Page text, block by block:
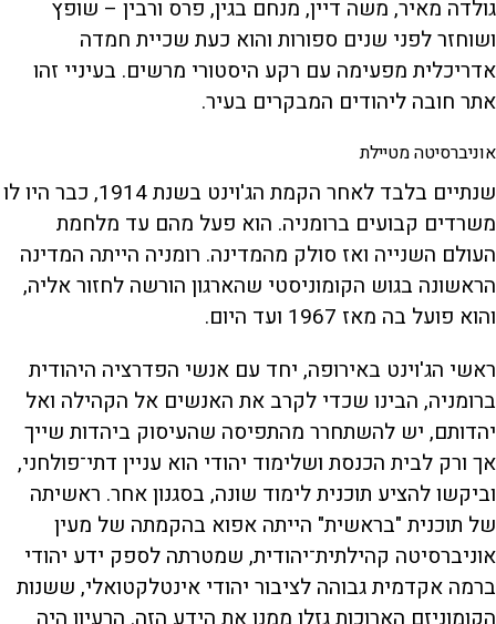
גולדה מאיר, משה דיין, מנחם בגין, פרס ורבין – שופץ
ושוחזר לפני שנים ספורות והוא כעת שכיית חמדה
אדריכלית מפעימה עם רקע היסטורי מרשים. בעיניי זהו
אתר חובה ליהודים המבקרים בעיר.
אוניברסיטה מטיילת
שנתיים בלבד לאחר הקמת הג'וינט בשנת 1914, כבר היו לו
משרדים קבועים ברומניה. הוא פעל מהם עד מלחמת
העולם השנייה ואז סולק מהמדינה. רומניה הייתה המדינה
הראשונה בגוש הקומוניסטי שהארגון הורשה לחזור אליה,
והוא פועל בה מאז 1967 ועד היום.
ראשי הג'וינט באירופה, יחד עם אנשי הפדרציה היהודית
ברומניה, הבינו שכדי לקרב את האנשים אל הקהילה ואל
יהדותם, יש להשתחרר מהתפיסה שהעיסוק ביהדות שייך
אך ורק לבית הכנסת ושלימוד יהודי הוא עניין דתי־פולחני,
וביקשו להציע תוכנית לימוד שונה, בסגנון אחר. ראשיתה
של תוכנית "בראשית" הייתה אפוא בהקמתה של מעין
אוניברסיטה קהילתית־יהודית, שמטרתה לספק ידע יהודי
ברמה אקדמית גבוהה לציבור יהודי אינטלקטואלי, ששנות